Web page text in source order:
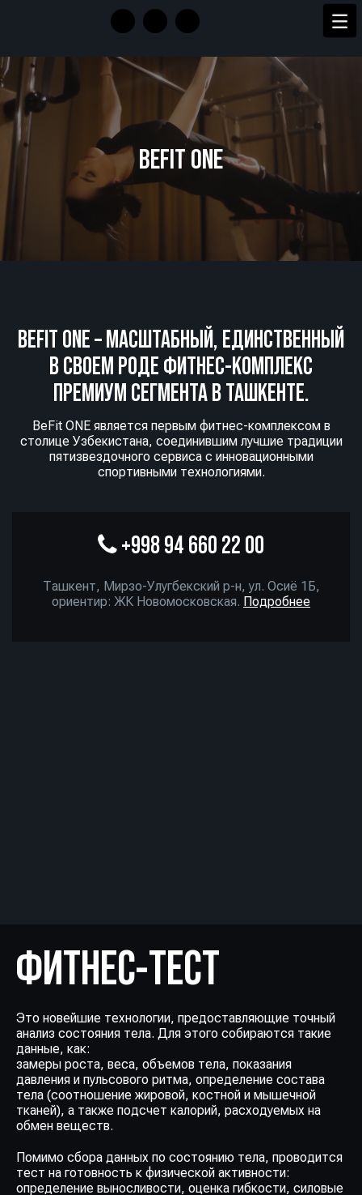
BEFIT ONE
BEFIT ONE – МАСШТАБНЫЙ, ЕДИНСТВЕННЫЙ
В СВОЕМ РОДЕ ФИТНЕС-КОМПЛЕКС
ПРЕМИУМ СЕГМЕНТА В ТАШКЕНТЕ.
BeFit ONE является первым фитнес-комплексом в
столице Узбекистана, соединившим лучшие традиции
пятизвездочного сервиса с инновационными
спортивными технологиями.
+998 94 660 22 00
Ташкент, Мирзо-Улугбекский р-н, ул. Осиё 1Б,
ориентир: ЖК Новомосковская. Подробнее
ФИТНЕС-ТЕСТ
Это новейшие технологии, предоставляющие точный
анализ состояния тела. Для этого собираются такие
данные, как:
замеры роста, веса, объемов тела, показания
давления и пульсового ритма, определение состава
тела (соотношение жировой, костной и мышечной
тканей), а также подсчет калорий, расходуемых на
обмен веществ.
Помимо сбора данных по состоянию тела, проводится
тест на готовность к физической активности:
определение выносливости, оценка гибкости, силовые